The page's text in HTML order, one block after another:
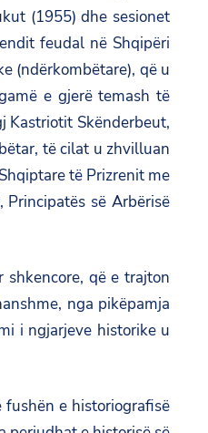
(1955) dhe sesionet
feudal në Shqipëri
(ndërkombëtare), që u
e gjerë temash të
Kastriotit Skënderbeut,
të cilat u zhvilluan
të Prizrenit me
së Arbërisë
shkencore, që e trajton
nga pikëpamja
i ngjarjeve historike u
e historiografisë